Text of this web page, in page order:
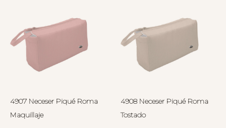
4907 Neceser Piqué Roma
Maquillaje
4908 Neceser Piqué Roma
Tostado